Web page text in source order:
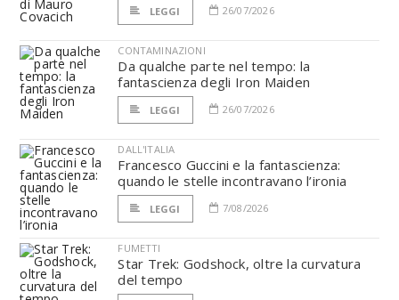
LEGGI 26/07/2026
CONTAMINAZIONI
Da qualche parte nel tempo: la
fantascienza degli Iron Maiden
LEGGI 26/07/2026
DALL'ITALIA
Francesco Guccini e la fantascienza:
quando le stelle incontravano l’ironia
LEGGI 7/08/2026
FUMETTI
Star Trek: Godshock, oltre la curvatura
del tempo